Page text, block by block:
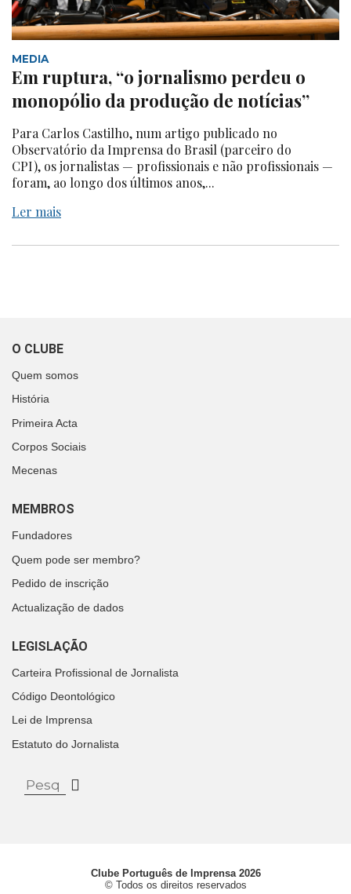
MEDIA
Em ruptura, “o jornalismo perdeu o
monopólio da produção de notícias”
Para Carlos Castilho, num artigo publicado no
Observatório da Imprensa do Brasil (parceiro do
CPI), os jornalistas — profissionais e não profissionais —
foram, ao longo dos últimos anos,...
Ler mais
O CLUBE
Quem somos
História
Primeira Acta
Corpos Sociais
Mecenas
MEMBROS
Fundadores
Quem pode ser membro?
Pedido de inscrição
Actualização de dados
LEGISLAÇÃO
Carteira Profissional de Jornalista
Código Deontológico
Lei de Imprensa
Estatuto do Jornalista
Clube Português de Imprensa 2026
© Todos os direitos reservados